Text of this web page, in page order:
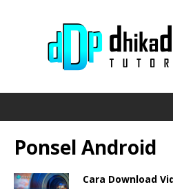
Ponsel Android
Cara Download